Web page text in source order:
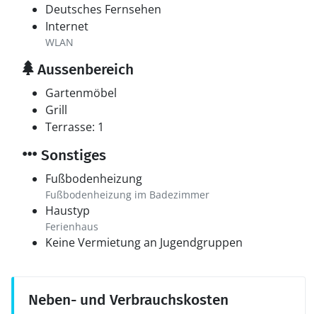
Deutsches Fernsehen
Internet
WLAN
Aussenbereich
Gartenmöbel
Grill
Terrasse: 1
Sonstiges
Fußbodenheizung
Fußbodenheizung im Badezimmer
Haustyp
Ferienhaus
Keine Vermietung an Jugendgruppen
Neben- und Verbrauchskosten